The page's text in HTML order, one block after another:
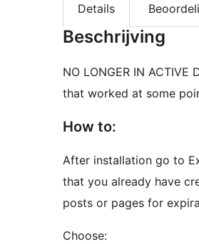
Details
Beschrijving
NO LONGER IN
that worked at some
How to:
After installation go to
that you already have
posts or pages for
Choose: